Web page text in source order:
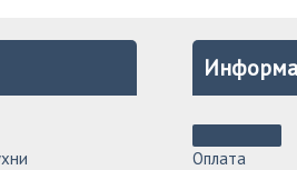
Оплата